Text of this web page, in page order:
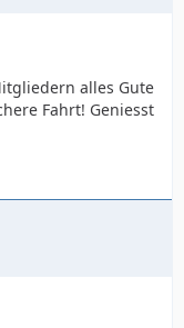
alles Gute
Fahrt! Geniesst